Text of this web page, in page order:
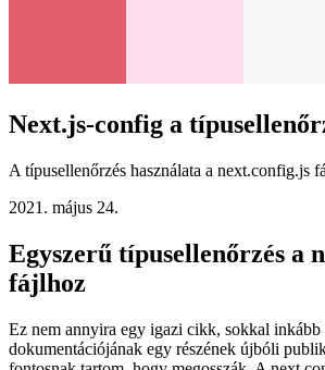
Next.js-config a
A típusellenőrzés használata a next.config.js
2021. május 24.
Egyszerű típusellenőrzés a
fájlhoz